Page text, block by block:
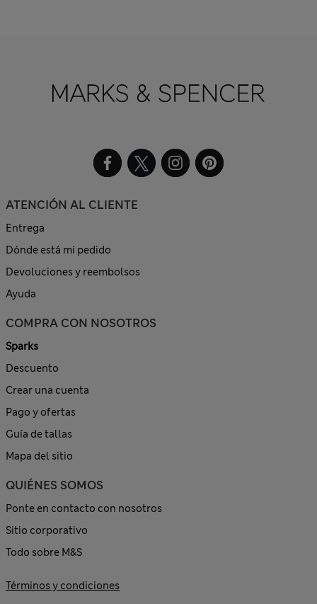
ATENCIÓN AL CLIENTE
Entrega
Dónde está mi pedido
Devoluciones y reembolsos
Ayuda
COMPRA CON NOSOTROS
Sparks
Descuento
Crear una cuenta
Pago y ofertas
Guía de tallas
Mapa del sitio
QUIÉNES SOMOS
Ponte en contacto con nosotros
Sitio corporativo
Todo sobre M&S
Términos y condiciones